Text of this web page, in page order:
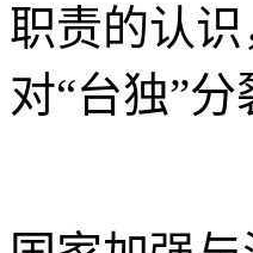
职责的认
对“台独”